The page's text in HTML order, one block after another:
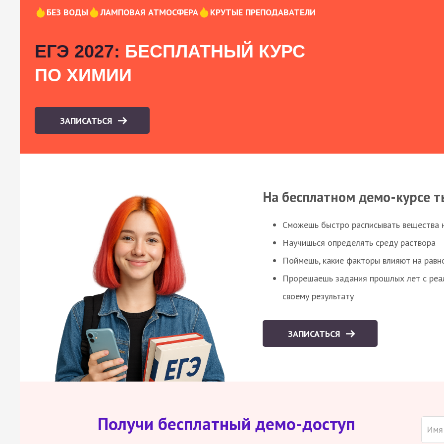
БЕЗ ВОДЫ ЛАМПОВАЯ АТМОСФЕРА КРУТЫЕ ПРЕПОДАВАТЕЛИ
ЕГЭ 2027: БЕСПЛАТНЫЙ КУРС
ПО ХИМИИ
ЗАПИСАТЬСЯ
На бесплатном демо-курсе
Сможешь быстро расписывать вещества
Научишься определять среду раствора
Поймешь, какие факторы влияют на
Прорешаешь задания прошлых лет с
своему результату
ЗАПИСАТЬСЯ
Получи бесплатный демо-доступ